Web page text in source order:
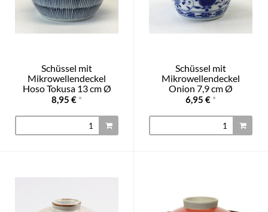
Schüssel mit
Mikrowellendeckel
Hoso Tokusa 13 cm Ø
8,95 € *
Schüssel mit
Mikrowellendeckel
Onion 7,9 cm Ø
6,95 € *